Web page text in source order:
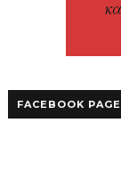
FACEBOOK PAGE